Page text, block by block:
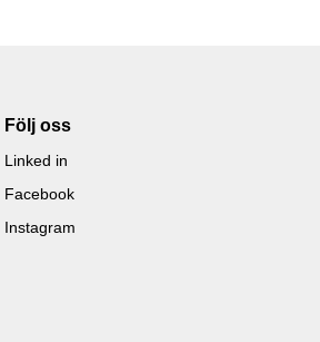
Följ oss
Linked in
Facebook
Instagram